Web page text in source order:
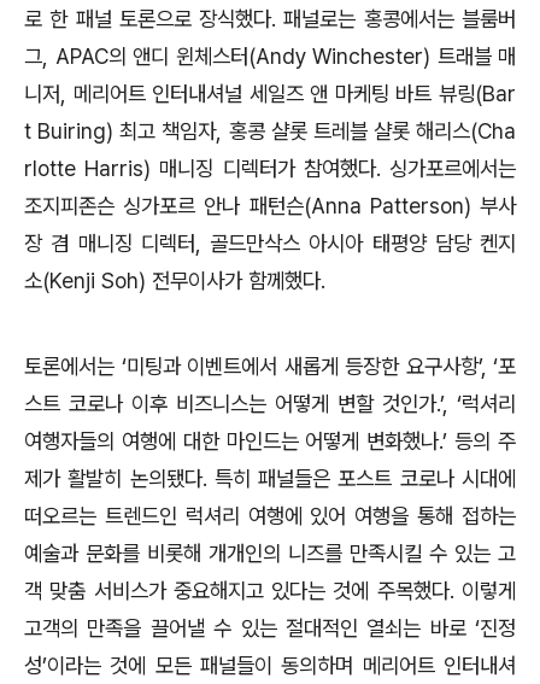
로 한 패널 토론으로 장식했다. 패널로는 홍콩에서는 블룸버
그, APAC의 앤디 윈체스터(Andy Winchester) 트래블 매
니저, 메리어트 인터내셔널 세일즈 앤 마케팅 바트 뷰링(Bar
t Buiring) 최고 책임자, 홍콩 샬롯 트레블 샬롯 해리스(Cha
rlotte Harris) 매니징 디렉터가 참여했다. 싱가포르에서는
조지피존슨 싱가포르 안나 패턴슨(Anna Patterson) 부사
장 겸 매니징 디렉터, 골드만삭스 아시아 태평양 담당 켄지
소(Kenji Soh) 전무이사가 함께했다.
토론에서는 ‘미팅과 이벤트에서 새롭게 등장한 요구사항’, ‘포
스트 코로나 이후 비즈니스는 어떻게 변할 것인가.’, ‘럭셔리
여행자들의 여행에 대한 마인드는 어떻게 변화했나.’ 등의 주
제가 활발히 논의됐다. 특히 패널들은 포스트 코로나 시대에
떠오르는 트렌드인 럭셔리 여행에 있어 여행을 통해 접하는
예술과 문화를 비롯해 개개인의 니즈를 만족시킬 수 있는 고
객 맞춤 서비스가 중요해지고 있다는 것에 주목했다. 이렇게
고객의 만족을 끌어낼 수 있는 절대적인 열쇠는 바로 ‘진정
성’이라는 것에 모든 패널들이 동의하며 메리어트 인터내셔